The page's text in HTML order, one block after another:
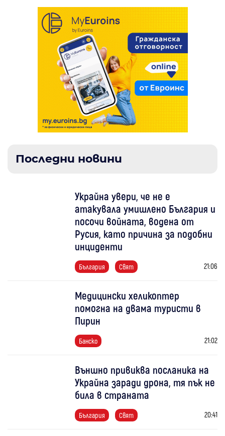
Последни новини
Украйна увери, че не е
атакувала умишлено България и
посочи войната, водена от
Русия, като причина за подобни
инциденти
България Свят 21:06
Медицински хеликоптер
помогна на двама туристи в
Пирин
Банско 21:02
Външно привиква посланика на
Украйна заради дрона, тя пък не
била в страната
България Свят 20:41